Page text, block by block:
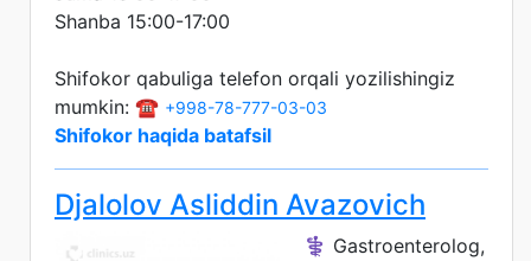
Shanba 15:00-17:00
Shifokor qabuliga telefon orqali yozilishingiz
mumkin: ☎️ +998-78-777-03-03
Shifokor haqida batafsil
Djalolov Asliddin Avazovich
⚕️ Gastroenterolog,